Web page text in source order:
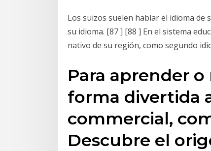
Los suizos suelen hablar el idioma de
su idioma. [87 ] [88 ] En el sistema
nativo de su región, como segundo
Para aprender
forma divertida
commercial,
Descubre el